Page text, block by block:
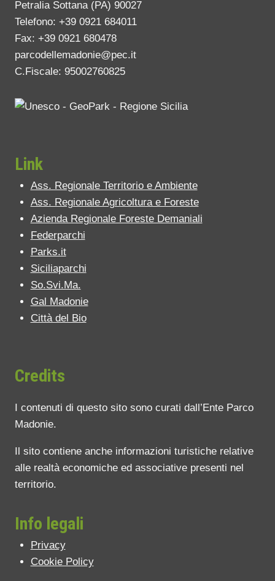
Petralia Sottana (PA) 90027
Telefono: +39 0921 684011
Fax: +39 0921 680478
parcodellemadonie@pec.it
C.Fiscale: 95002760825
Link
Ass. Regionale Territorio e Ambiente
Ass. Regionale Agricoltura e Foreste
Azienda Regionale Foreste Demaniali
Federparchi
Parks.it
Siciliaparchi
So.Svi.Ma.
Gal Madonie
Città del Bio
Credits
I contenuti di questo sito sono curati dall’Ente Parco
Madonie.
Il sito contiene anche informazioni turistiche relative
alle realtà economiche ed associative presenti nel
territorio.
Info legali
Privacy
Cookie Policy